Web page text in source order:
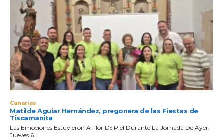
Canarias
Matilde Aguiar Hernández, pregonera de las Fiestas de
Tiscamanita
Las Emociones Estuvieron A Flor De Piel Durante La Jornada De Ayer,
Jueves 6...